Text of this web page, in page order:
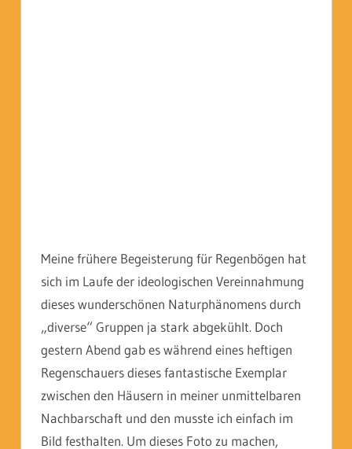
Meine frühere Begeisterung für Regenbögen hat
sich im Laufe der ideologischen Vereinnahmung
dieses wunderschönen Naturphänomens durch
„diverse“ Gruppen ja stark abgekühlt. Doch
gestern Abend gab es während eines heftigen
Regenschauers dieses fantastische Exemplar
zwischen den Häusern in meiner unmittelbaren
Nachbarschaft und den musste ich einfach im
Bild festhalten. Um dieses Foto zu machen,